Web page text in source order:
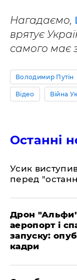
Нагадаємо,
врятує
самого має
Володимир Путін
Відео Війна
Останні
​Усик
перед
​Дрон
аеропорт і
запуску:
кадри